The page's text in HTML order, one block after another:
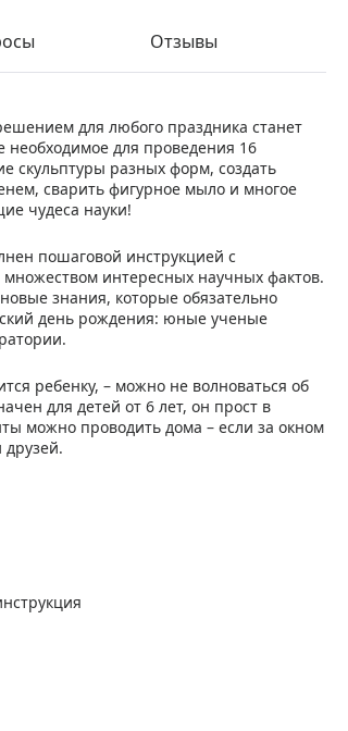
Отзывы
для любого праздника станет
необходимое для проведения 16
скульптуры разных форм, создать
сварить фигурное мыло и многое
чудеса науки!
пошаговой инструкцией с
интересных научных фактов.
знания, которые обязательно
день рождения: юные ученые
ребенку, – можно не волноваться об
для детей от 6 лет, он прост в
можно проводить дома – если за окном
друзей.